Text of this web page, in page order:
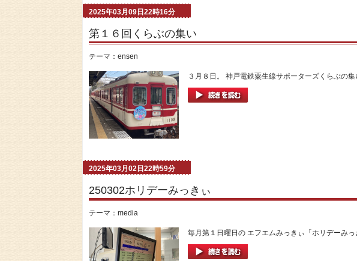
2025年03月09日22時16分
第１６回くらぶの集い
テーマ： ensen
３月８日。 神戸電鉄粟生線サポーターズくらぶの
2025年03月02日22時59分
250302ホリデーみっきぃ
テーマ： media
毎月第１日曜日の エフエムみっきぃ「ホリデーみ